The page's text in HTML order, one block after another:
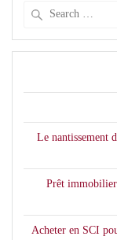
Le nantissement
Prêt
Acheter en SCI